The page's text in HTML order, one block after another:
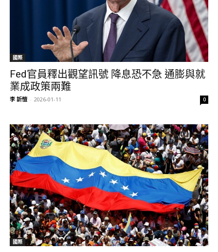
國際
Fed官員釋出觀望訊號 降息恐不急 通膨與就
業成政策兩難
李 訢愷 - 2026-01-11 0
國際